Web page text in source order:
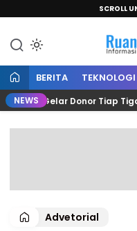
SCROLL
BERITA TEKNOLOGI
NEWS
Gelar Donor Tiap Tiga
Advetorial